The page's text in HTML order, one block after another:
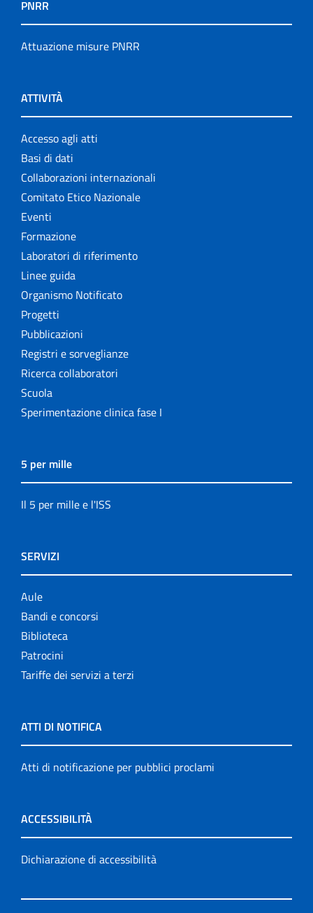
PNRR
Attuazione misure PNRR
ATTIVITÀ
Accesso agli atti
Basi di dati
Collaborazioni internazionali
Comitato Etico Nazionale
Eventi
Formazione
Laboratori di riferimento
Linee guida
Organismo Notificato
Progetti
Pubblicazioni
Registri e sorveglianze
Ricerca collaboratori
Scuola
Sperimentazione clinica fase I
5 per mille
Il 5 per mille e l'ISS
SERVIZI
Aule
Bandi e concorsi
Biblioteca
Patrocini
Tariffe dei servizi a terzi
ATTI DI NOTIFICA
Atti di notificazione per pubblici proclami
ACCESSIBILITÀ
Dichiarazione di accessibilità